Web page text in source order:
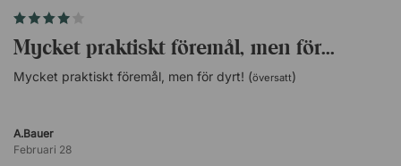
Mycket praktiskt föremål, men för...
Mycket praktiskt föremål, men för dyrt! (översatt)
A.Bauer
Februari 28